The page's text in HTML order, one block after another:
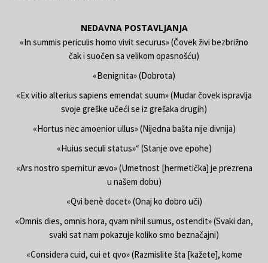
NEDAVNA POSTAVLJANJA
«In summis periculis homo vivit securus» (Čovek živi bezbrižno
čak i suočen sa velikom opasnošću)
«Benignita» (Dobrota)
«Ex vitio alterius sapiens emendat suum» (Mudar čovek ispravlja
svoje greške učeći se iz grešaka drugih)
«Hortus nec amoenior ullus» (Nijedna bašta nije divnija)
«Huius seculi status»“ (Stanje ove epohe)
«Ars nostro spernitur ævo» (Umetnost [hermetička] je prezrena
u našem dobu)
«Qvi benè docet» (Onaj ko dobro uči)
«Omnis dies, omnis hora, qvam nihil sumus, ostendit» (Svaki dan,
svaki sat nam pokazuje koliko smo beznačajni)
«Considera cuid, cui et qvo» (Razmislite šta [kažete], kome